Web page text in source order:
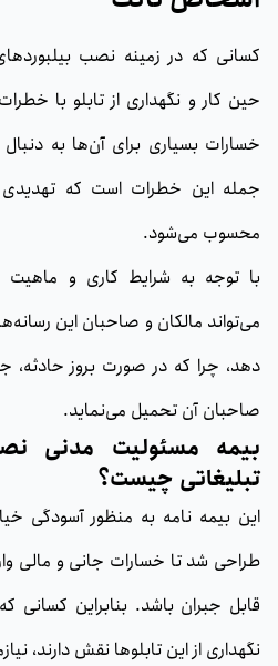
کسانی که در زمینه نصب
حین کار و نگهداری از تابلو با
خسارات بسیاری برای آن‌ها به
جمله این خطرات است که
محسوب می‌شود.
با توجه به شرایط کاری و ماهیت
می‌تواند مالکان و صاحبان این
دهد، چرا که در صورت بروز حادثه،
صاحبان آن تحمیل می‌نماید.
بیمه مسئولیت مدنی
تبلیغاتی چیست؟
این بیمه نامه به منظور آسودگی
طراحی شد تا خسارات جانی و مالی
قابل جبران باشد. بنابراین
نگهداری از این تابلوها نقش دارند،